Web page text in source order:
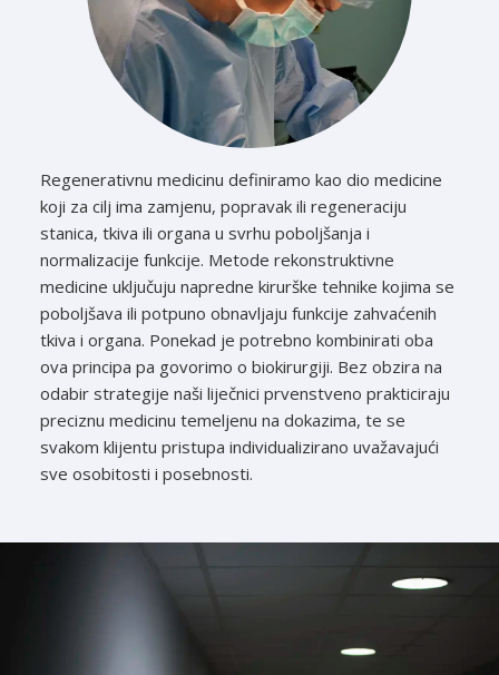
Regenerativnu medicinu definiramo kao dio medicine
koji za cilj ima zamjenu, popravak ili regeneraciju
stanica, tkiva ili organa u svrhu poboljšanja i
normalizacije funkcije. Metode rekonstruktivne
medicine uključuju napredne kirurške tehnike kojima se
poboljšava ili potpuno obnavljaju funkcije zahvaćenih
tkiva i organa. Ponekad je potrebno kombinirati oba
ova principa pa govorimo o biokirurgiji. Bez obzira na
odabir strategije naši liječnici prvenstveno prakticiraju
preciznu medicinu temeljenu na dokazima, te se
svakom klijentu pristupa individualizirano uvažavajući
sve osobitosti i posebnosti.